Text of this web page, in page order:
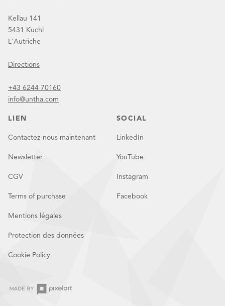
Kellau 141
5431 Kuchl
L'Autriche
Directions
+43 6244 70160
info@untha.com
LIEN
Contactez-nous maintenant
Newsletter
CGV
Terms of purchase
Mentions légales
Protection des données
Cookie Policy
SOCIAL
LinkedIn
YouTube
Instagram
Facebook